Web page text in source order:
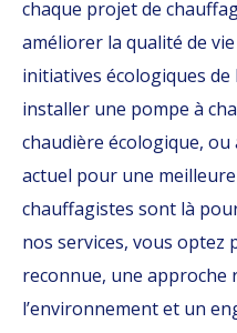
chaque projet de
améliorer la qualité de
initiatives écologiques de
installer une pompe à
chaudière écologique,
actuel pour une
chauffagistes sont là
nos services, vous optez
reconnue, une approche
l’environnement et un